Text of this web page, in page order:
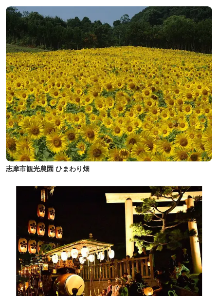
志摩市観光農園 ひまわり畑